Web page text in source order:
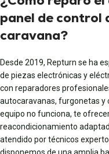
panel de control
caravana?
Desde 2019, Repturn se ha
de piezas electrónicas y
con reparadores
autocaravanas, furgonetas y
equipo no funciona, te
reacondicionamiento
atendido por técnicos